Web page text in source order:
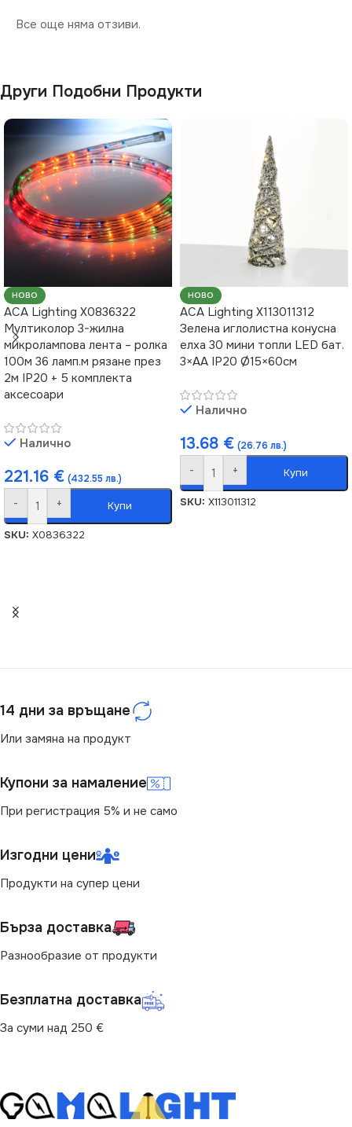
Все още няма отзиви.
Други Подобни Продукти
НОВО
ACA Lighting X0836322
Мултиколор 3-жилна
микролампова лента – ролка
100м 36 ламп.м рязане през
2м IP20 + 5 комплекта
аксесоари
Налично
221.16 € (432.55 лв.)
- + Купи
SKU: X0836322
НОВО
ACA Lighting X113011312
Зелена иглолистна конусна
елха 30 мини топли LED бат.
3×AA IP20 Ø15×60см
Налично
13.68 € (26.76 лв.)
- + Купи
SKU: X113011312
14 дни за връщане
Или замяна на продукт
Купони за намаление
При регистрация 5% и не само
Изгодни цени
Продукти на супер цени
Бърза доставка
Разнообразие от продукти
Безплатна доставка
За суми над 250 €